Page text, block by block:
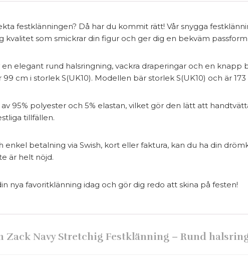
festklänningen? Då har du kommit rätt! Vår snygga
kvalitet som smickrar din figur och ger dig en bekväm
elegant rund halsringning, vackra draperingar och en
cm i storlek S(UK10). Modellen bär storlek S(UK10) och är
95% polyester och 5% elastan, vilket gör den lätt att
tillfällen.
enkel betalning via Swish, kort eller faktura, kan du ha din
är helt nöjd.
nya favoritklänning idag och gör dig redo att skina på festen!
Zack Navy Stretchig Festklänning – Rund